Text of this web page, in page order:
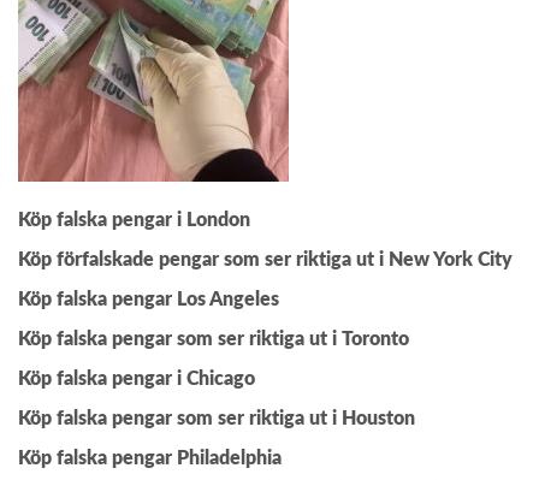
Köp falska pengar i London
Köp förfalskade pengar som ser riktiga ut i New York City
Köp falska pengar Los Angeles
Köp falska pengar som ser riktiga ut i Toronto
Köp falska pengar i Chicago
Köp falska pengar som ser riktiga ut i Houston
Köp falska pengar Philadelphia